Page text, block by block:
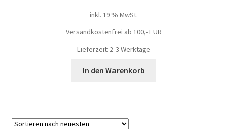
inkl. 19 % MwSt.
Versandkostenfrei ab 100,- EUR
Lieferzeit: 2-3 Werktage
In den Warenkorb